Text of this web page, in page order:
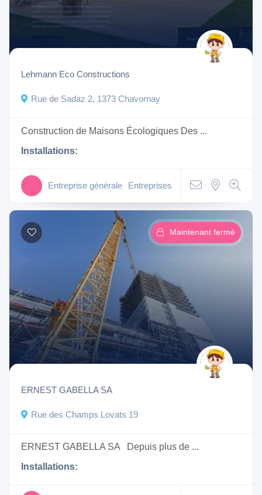
Lehmann Eco Constructions
Rue de Sadaz 2, 1373 Chavornay
Construction de Maisons Écologiques Des ...
Installations:
Entreprise générale Entreprises
Maintenant fermé
ERNEST GABELLA SA
Rue des Champs Lovats 19
ERNEST GABELLA SA Depuis plus de ...
Installations: